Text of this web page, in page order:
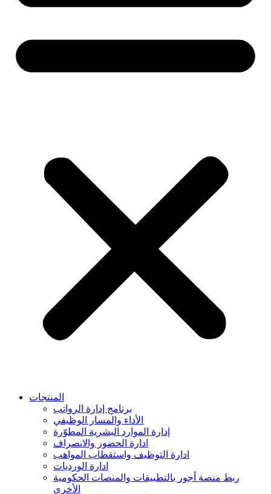
المنتجات
برنامج إدارة الرواتب
الأداء والمسار الوظيفي
إدارة الموارد البشرية المطوّرة
ادارة الحضور والانصراف
ادارة التوظيف واستقطاب المواهب
ادارة الورديات
ربط منصة أجور بالتطبيقات والمنصات الحكومية
الأخرى